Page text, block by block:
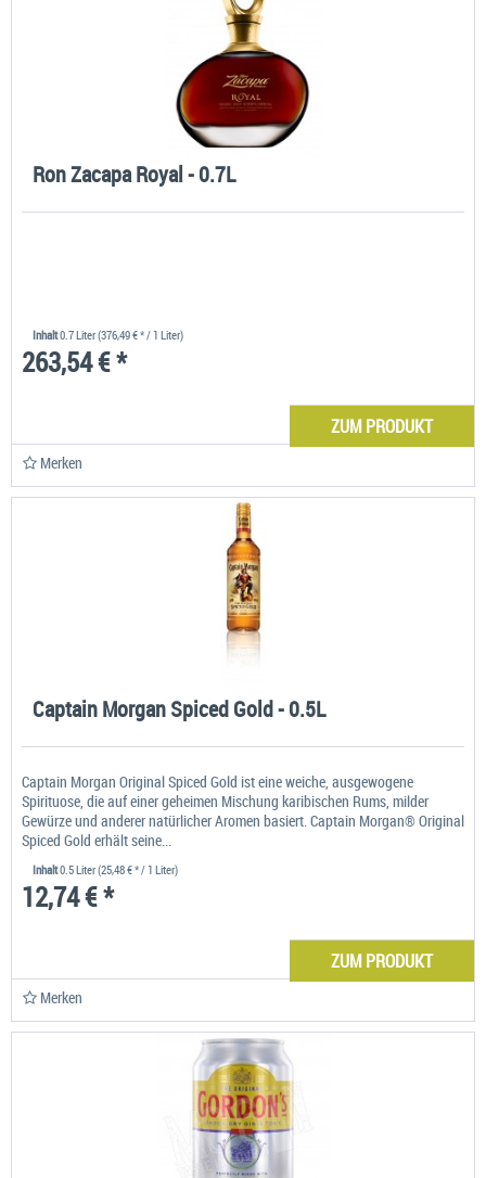
Ron Zacapa Royal - 0.7L
Inhalt0.7 Liter(376,49 € * / 1 Liter)
263,54 € *
ZUM PRODUKT
Merken
Captain Morgan Spiced Gold - 0.5L
Captain Morgan Original Spiced Gold ist eine weiche, ausgewogene
Spirituose, die auf einer geheimen Mischung karibischen Rums, milder
Gewürze und anderer natürlicher Aromen basiert. Captain Morgan® Original
Spiced Gold erhält seine...
Inhalt0.5 Liter(25,48 € * / 1 Liter)
12,74 € *
ZUM PRODUKT
Merken